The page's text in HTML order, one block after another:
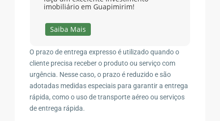
imobiliário em Guapimirim!
Saiba Mais
O prazo de entrega expresso é utilizado quando o
cliente precisa receber o produto ou serviço com
urgência. Nesse caso, o prazo é reduzido e são
adotadas medidas especiais para garantir a entrega
rápida, como o uso de transporte aéreo ou serviços
de entrega rápida.